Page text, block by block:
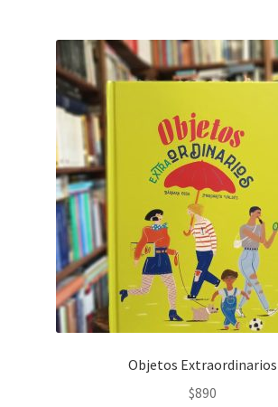
Objetos Extraordinarios
$890